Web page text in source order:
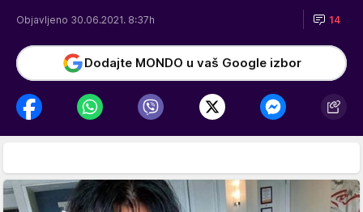
Objavljeno 30.06.2021. 8:37h 14
Dodajte MONDO u vaš Google izbor